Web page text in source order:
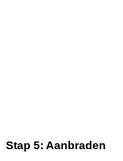
Stap 5: Aanbraden